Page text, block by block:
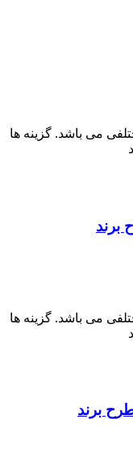
می باشد. گزینه ها
می باشد. گزینه ها